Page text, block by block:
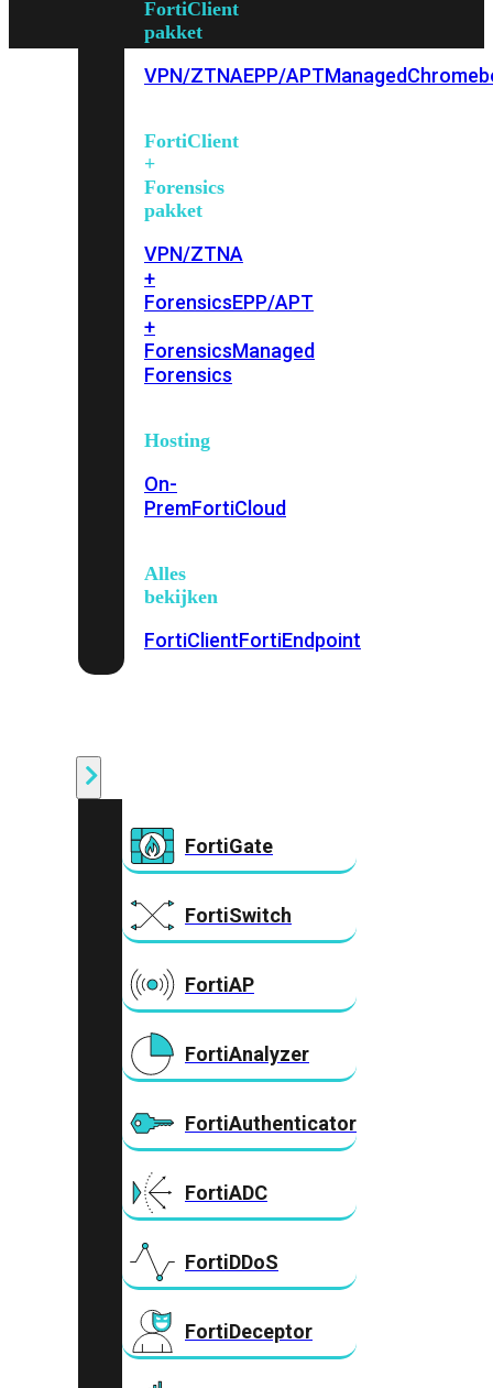
FortiClient
pakket
VPN/ZTNAEPP/APTManaged
FortiClient
+
Forensics
pakket
VPN/ZTNA
+
ForensicsEPP/APT
+
ForensicsManaged
Forensics
Hosting
On-
PremFortiCloud
Alles
bekijken
FortiClientFortiEndpoint
FortiGate
FortiSwitch
FortiAP
FortiAnalyzer
FortiAuthenticator
FortiADC
FortiDDoS
FortiDeceptor